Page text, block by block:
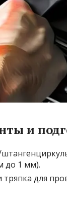
и
до 1 мм).
для